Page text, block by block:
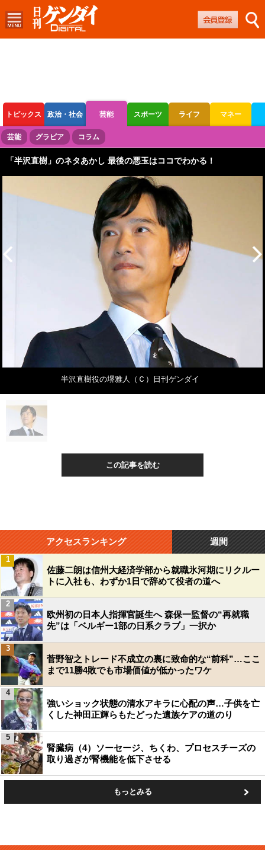
トピックス 政治・社会 芸能 スポーツ ライフ マネー
ボートレース 競輪 オートレース
芸能 グラビア コラム
「半沢直樹」のネタあかし 最後の悪玉はココでわかる！
半沢直樹役の堺雅人（Ｃ）日刊ゲンダイ
この記事を読む
アクセスランキング 週間
佐藤二朗は信州大経済学部から就職氷河期にリクルー
トに入社も、わずか1日で辞めて役者の道へ
1
欧州初の日本人指揮官誕生へ 森保一監督の“再就職
先”は「ベルギー1部の日系クラブ」一択か
2
菅野智之トレード不成立の裏に致命的な“前科”…ここ
まで11勝4敗でも市場価値が低かったワケ
3
強いショック状態の清水アキラに心配の声…子供を亡
くした神田正輝らもたどった遺族ケアの道のり
4
腎臓病（4）ソーセージ、ちくわ、プロセスチーズの
取り過ぎが腎機能を低下させる
5
もっとみる